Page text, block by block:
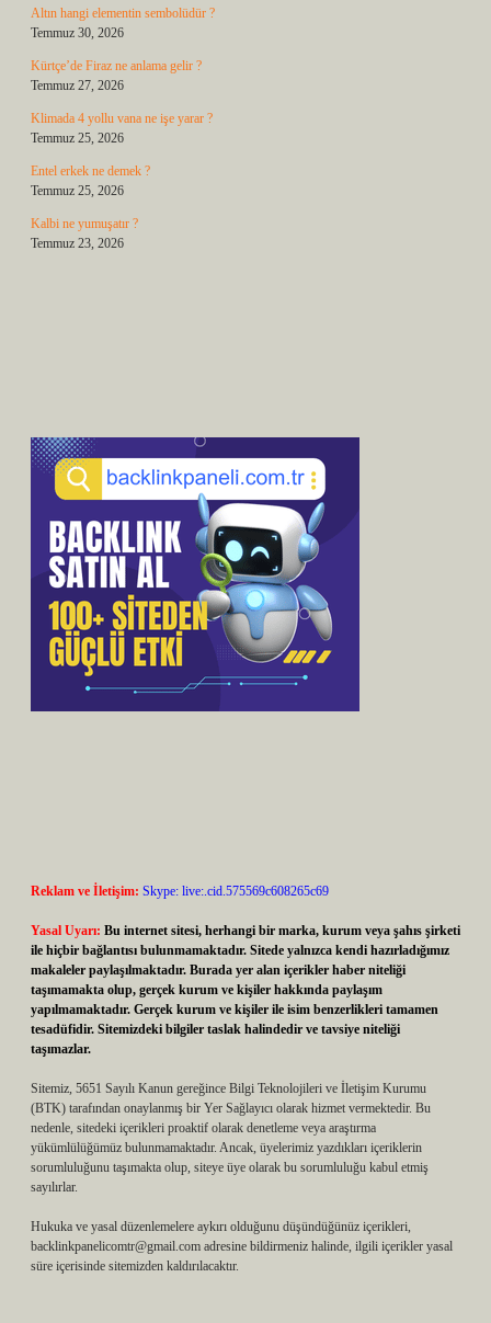
Altın hangi elementin sembolüdür ?
Temmuz 30, 2026
Kürtçe’de Firaz ne anlama gelir ?
Temmuz 27, 2026
Klimada 4 yollu vana ne işe yarar ?
Temmuz 25, 2026
Entel erkek ne demek ?
Temmuz 25, 2026
Kalbi ne yumuşatır ?
Temmuz 23, 2026
Reklam ve İletişim: Skype: live:.cid.575569c608265c69
Yasal Uyarı: Bu internet sitesi, herhangi bir marka, kurum veya şahıs şirketi
ile hiçbir bağlantısı bulunmamaktadır. Sitede yalnızca kendi hazırladığımız
makaleler paylaşılmaktadır. Burada yer alan içerikler haber niteliği
taşımamakta olup, gerçek kurum ve kişiler hakkında paylaşım
yapılmamaktadır. Gerçek kurum ve kişiler ile isim benzerlikleri tamamen
tesadüfidir. Sitemizdeki bilgiler taslak halindedir ve tavsiye niteliği
taşımazlar.
Sitemiz, 5651 Sayılı Kanun gereğince Bilgi Teknolojileri ve İletişim Kurumu
(BTK) tarafından onaylanmış bir Yer Sağlayıcı olarak hizmet vermektedir. Bu
nedenle, sitedeki içerikleri proaktif olarak denetleme veya araştırma
yükümlülüğümüz bulunmamaktadır. Ancak, üyelerimiz yazdıkları içeriklerin
sorumluluğunu taşımakta olup, siteye üye olarak bu sorumluluğu kabul etmiş
sayılırlar.
Hukuka ve yasal düzenlemelere aykırı olduğunu düşündüğünüz içerikleri,
backlinkpanelicomtr@gmail.com adresine bildirmeniz halinde, ilgili içerikler yasal
süre içerisinde sitemizden kaldırılacaktır.